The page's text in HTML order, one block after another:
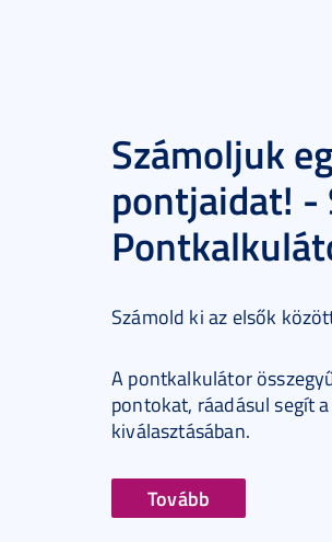
ami
Számoljuk
pontjaidat! -
Számold ki az elsők
A pontkalkulátor
pontokat, ráadásul segít
kiválasztásában.
Tovább